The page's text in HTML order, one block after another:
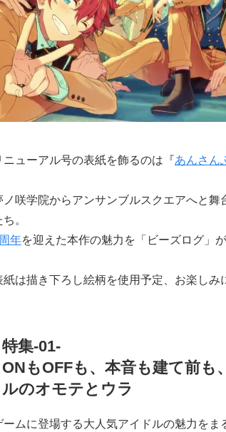
ニューアル号の表紙を飾るのは『あんさん
ノ咲学院からアンサンブルスクエアへと
ち。
年を迎えた本作の魅力を「ビーズログ」
紙は描き下ろし絵柄を使用予定、お楽しみ
特集-01-
ONもOFFも、本音も建て前
ルのオモテとウラ
ームに登場する大人気アイドルの魅力をま